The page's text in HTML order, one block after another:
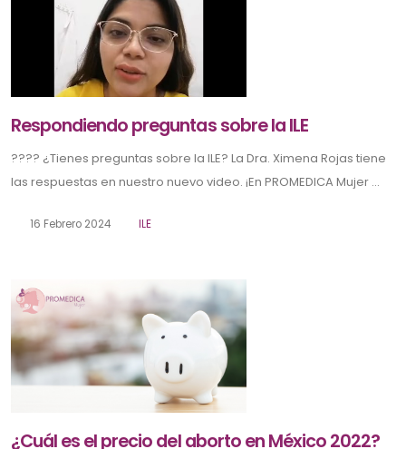
Respondiendo preguntas sobre la ILE
???? ¿Tienes preguntas sobre la ILE? La Dra. Ximena Rojas tiene
las respuestas en nuestro nuevo video. ¡En PROMEDICA Mujer ...
16 Febrero 2024 ILE
¿Cuál es el precio del aborto en México 2022?